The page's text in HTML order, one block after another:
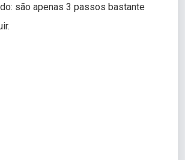
são apenas 3 passos bastante